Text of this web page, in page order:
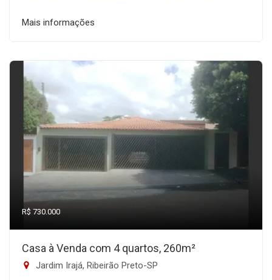
Mais informações
R$ 730.000
Casa à Venda com 4 quartos, 260m²
Jardim Irajá, Ribeirão Preto-SP